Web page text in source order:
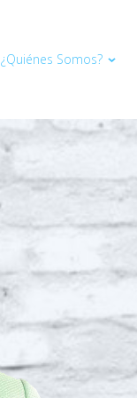
¿Quiénes Somos?